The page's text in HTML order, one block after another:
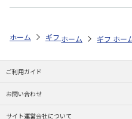
ホーム ギフトストア お中元
ホーム ギフトス
ホー
ご利用ガイド
お問い合わせ
サイト運営会社について